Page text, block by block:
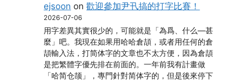
ejsoon on歡迎參加尹卂搞的打字比賽！
2026-07-06
用字差異其實很少的，可能就是「為爲、什么―甚
麼」吧。我現在如果用哈哈倉頡，或者用任何的倉
頡輸入法，打简体字的文章也不太方便，因為倉頡
是把繁體字優先排在前面的。一年前我有計畫做
「哈简仓颉」，專門針對简体字的，但是後來停下